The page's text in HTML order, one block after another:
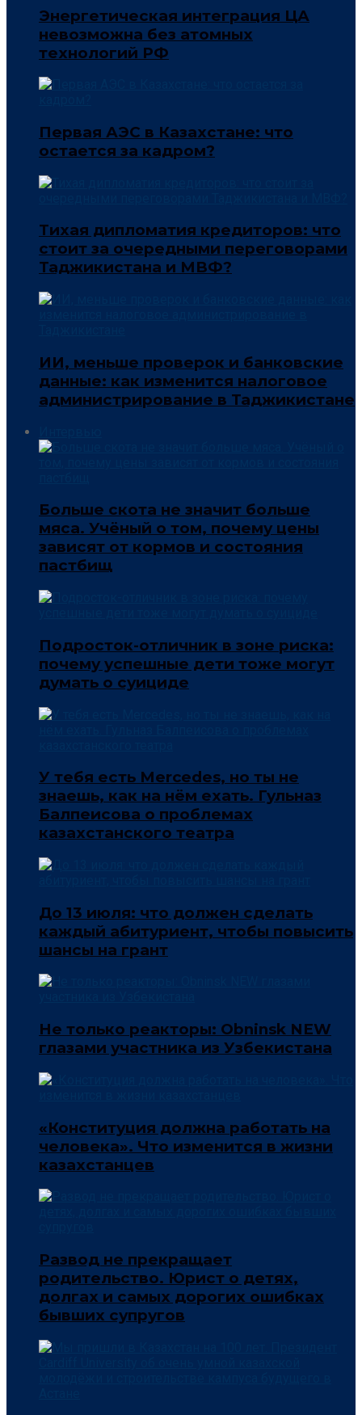
Энергетическая интеграция ЦА
невозможна без атомных
технологий РФ
Первая АЭС в Казахстане: что
остается за кадром?
Тихая дипломатия кредиторов: что
стоит за очередными переговорами
Таджикистана и МВФ?
ИИ, меньше проверок и банковские
данные: как изменится налоговое
администрирование в Таджикистане
Больше скота не значит больше
мяса. Учёный о том, почему цены
зависят от кормов и состояния
пастбищ
Подросток-отличник в зоне риска:
почему успешные дети тоже могут
думать о суициде
У тебя есть Mercedes, но ты не
знаешь, как на нём ехать. Гульназ
Балпеисова о проблемах
казахстанского театра
До 13 июля: что должен сделать
каждый абитуриент, чтобы повысить
шансы на грант
Не только реакторы: Obninsk NEW
глазами участника из Узбекистана
«Конституция должна работать на
человека». Что изменится в жизни
казахстанцев
Развод не прекращает
родительство. Юрист о детях,
долгах и самых дорогих ошибках
бывших супругов